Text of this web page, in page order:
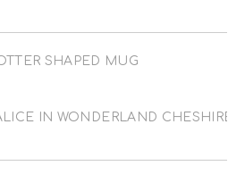
SHAPED MUG
IN WONDERLAND CHESHIRE